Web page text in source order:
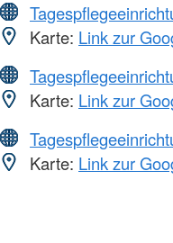
Karte: Link zur
Karte: Link zur
Karte: Link zur